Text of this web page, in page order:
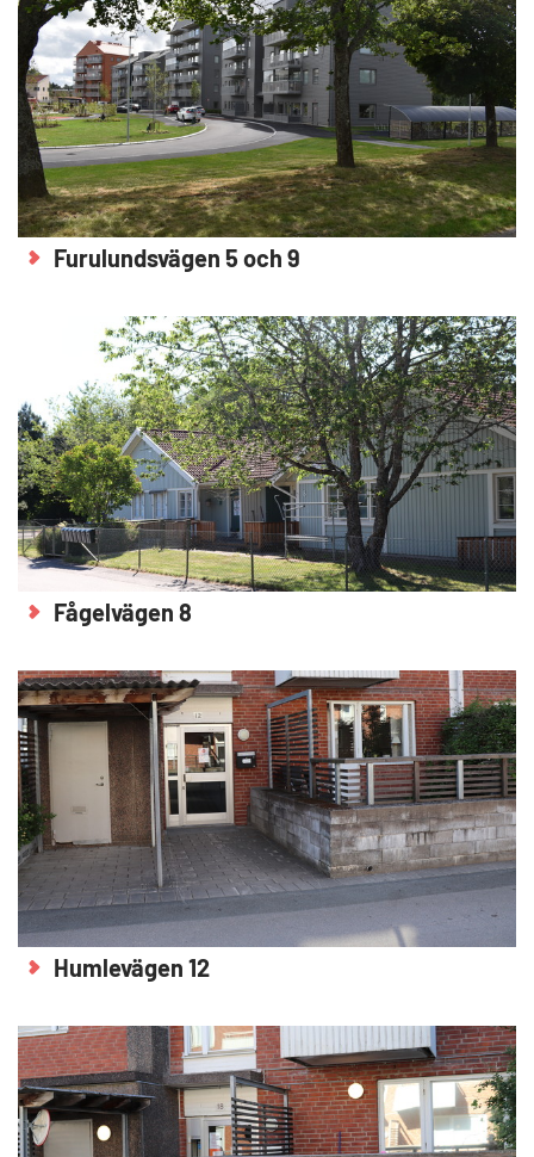
Furulundsvägen 5 och 9
Fågelvägen 8
Humlevägen 12